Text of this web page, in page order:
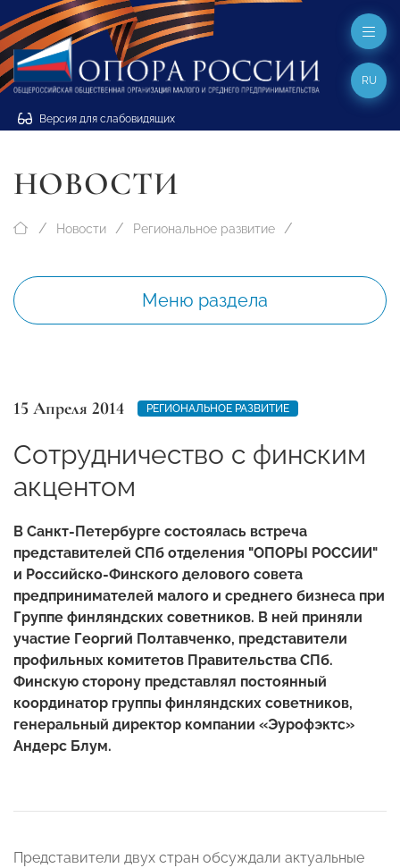
Версия для слабовидящих
RU
НОВОСТИ
Новости Региональное развитие
Меню раздела
15 Апреля 2014 РЕГИОНАЛЬНОЕ РАЗВИТИЕ
Сотрудничество с финским
акцентом
В Санкт-Петербурге состоялась встреча
представителей СПб отделения "ОПОРЫ РОССИИ"
и Российско-Финского делового совета
предпринимателей малого и среднего бизнеса при
Группе финляндских советников. В ней приняли
участие Георгий Полтавченко, представители
профильных комитетов Правительства СПб.
Финскую сторону представлял постоянный
координатор группы финляндских советников,
генеральный директор компании «Эурофэктс»
Андерс Блум.
Представители двух стран обсуждали актуальные